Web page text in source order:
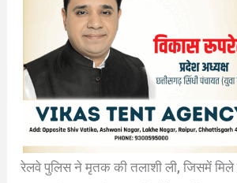
रेलवे पुलिस ने मृतक की तलाशी ली, जिसमें